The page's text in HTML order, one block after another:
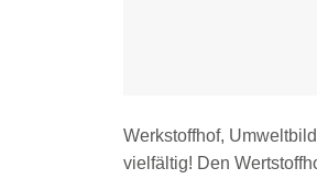
Werkstoffhof,
vielfältig! Den